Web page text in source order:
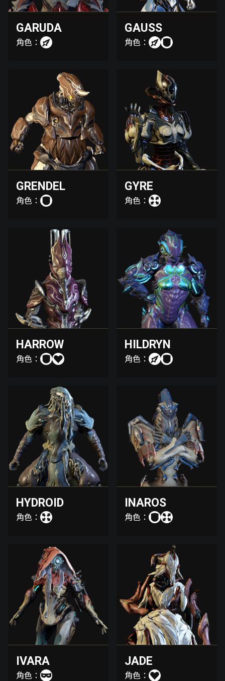
GARUDA
角色：
GAUSS
角色：
GRENDEL
角色：
GYRE
角色：
HARROW
角色：
HILDRYN
角色：
HYDROID
角色：
INAROS
角色：
IVARA
角色：
JADE
角色：